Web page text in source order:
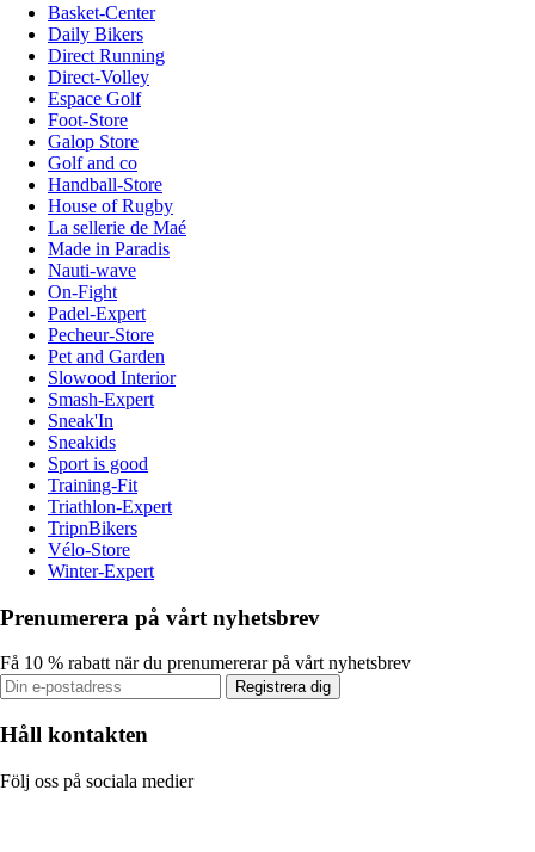
Basket-Center
Daily Bikers
Direct Running
Direct-Volley
Espace Golf
Foot-Store
Galop Store
Golf and co
Handball-Store
House of Rugby
La sellerie de Maé
Made in Paradis
Nauti-wave
On-Fight
Padel-Expert
Pecheur-Store
Pet and Garden
Slowood Interior
Smash-Expert
Sneak'In
Sneakids
Sport is good
Training-Fit
Triathlon-Expert
TripnBikers
Vélo-Store
Winter-Expert
Prenumerera på vårt nyhetsbrev
Få 10 % rabatt när du prenumererar på vårt nyhetsbrev
Registrera dig
Håll kontakten
Följ oss på sociala medier